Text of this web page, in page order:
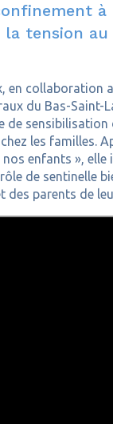
à
tension au
en collaboration
du Bas-Saint-
de
les familles.
enfants », elle
de sentinelle
des parents de